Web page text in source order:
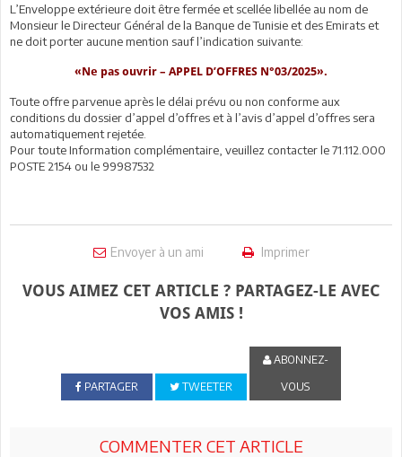
L’Enveloppe extérieure doit être fermée et scellée libellée au nom de
Monsieur le Directeur Général de la Banque de Tunisie et des Emirats et
ne doit porter aucune mention sauf l’indication suivante:
«Ne pas ouvrir – APPEL D’OFFRES N°03/2025».
Toute offre parvenue après le délai prévu ou non conforme aux
conditions du dossier d’appel d’offres et à l’avis d’appel d’offres sera
automatiquement rejetée.
Pour toute Information complémentaire, veuillez contacter le 71.112.000
POSTE 2154 ou le 99987532
Envoyer à un ami Imprimer
VOUS AIMEZ CET ARTICLE ? PARTAGEZ-LE AVEC
VOS AMIS !
PARTAGER TWEETER
ABONNEZ-
VOUS
COMMENTER CET ARTICLE